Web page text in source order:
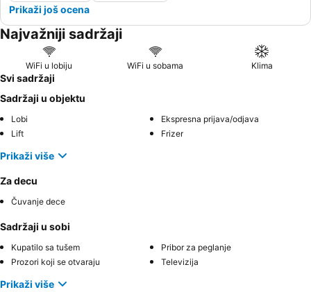
Prikaži još ocena
Najvažniji sadržaji
WiFi u lobiju WiFi u sobama Klima
Svi sadržaji
Sadržaji u objektu
Lobi
Ekspresna prijava/odjava
Lift
Frizer
Prikaži više
Za decu
Čuvanje dece
Sadržaji u sobi
Kupatilo sa tušem
Pribor za peglanje
Prozori koji se otvaraju
Televizija
Prikaži više